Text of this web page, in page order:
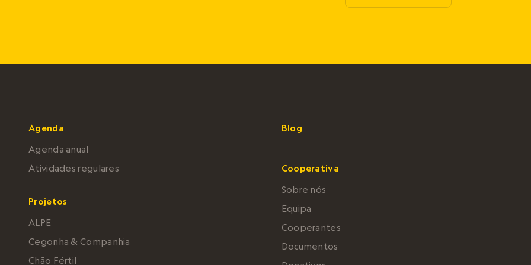
Agenda
Agenda anual
Atividades regulares
Projetos
ALPE
Cegonha & Companhia
Chão Fértil
Blog
Cooperativa
Sobre nós
Equipa
Cooperantes
Documentos